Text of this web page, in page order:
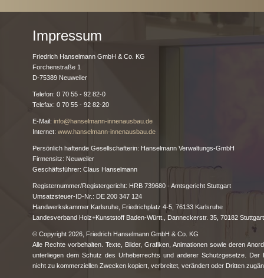
Impressum
Friedrich Hanselmann GmbH & Co. KG
Forchenstraße 1
D-75389 Neuweiler
Telefon: 0 70 55 - 92 82-0
Telefax: 0 70 55 - 92 82-20
E-Mail: info@hanselmann-innenausbau.de
Internet: www.hanselmann-innenausbau.de
Persönlich haftende Gesellschafterin: Hanselmann Verwaltungs-GmbH
Firmensitz: Neuweiler
Geschäftsführer: Claus Hanselmann
Registernummer/Registergericht: HRB 739680 - Amtsgericht Stuttgart
Umsatzsteuer-ID-Nr.: DE 200 347 124
Handwerkskammer Karlsruhe, Friedrichplatz 4-5, 76133 Karlsruhe
Landesverband Holz+Kunststoff Baden-Württ., Danneckerstr. 35, 70182 Stuttgart
© Copyright 2026, Friedrich Hanselmann GmbH & Co. KG
Alle Rechte vorbehalten. Texte, Bilder, Grafiken, Animationen sowie deren
unterliegen dem Schutz des Urheberrechts und anderer Schutzgesetze. Der
nicht zu kommerziellen Zwecken kopiert, verbreitet, verändert oder Dritten